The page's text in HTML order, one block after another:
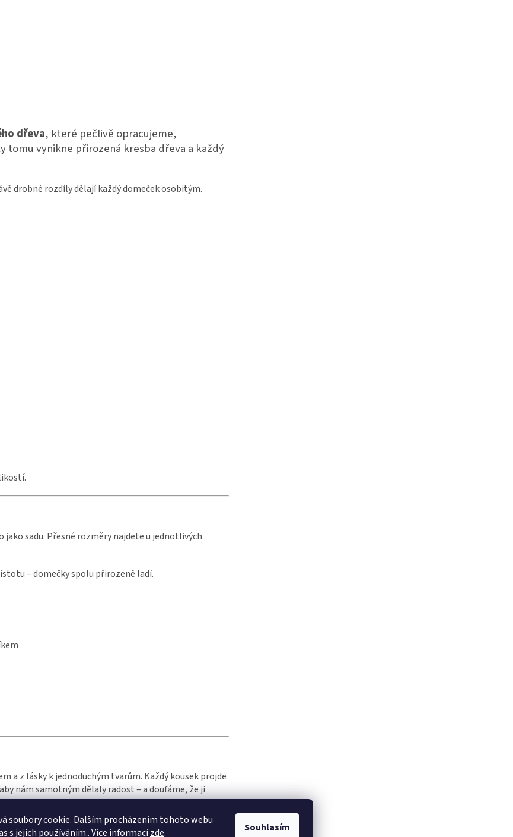
soubory cookie. Dalším procházením tohoto webu
s jejich používáním.. Více informacízde. Souhlasím
dřeva, které pečlivě opracujeme,
vynikne přirozená kresba dřeva a každý
drobné rozdíly dělají každý domeček osobitým.
sadu. Přesné rozměry najdete u jednotlivých
– domečky spolu přirozeně ladí.
a z lásky k jednoduchým tvarům. Každý kousek projde
nám samotným dělaly radost – a doufáme, že ji